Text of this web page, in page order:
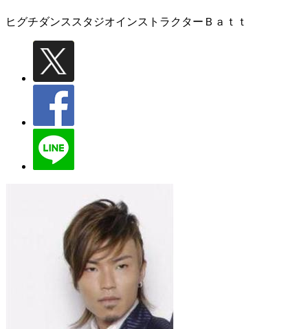
ヒグチダンススタジオインストラクター Ｂａｔｔ